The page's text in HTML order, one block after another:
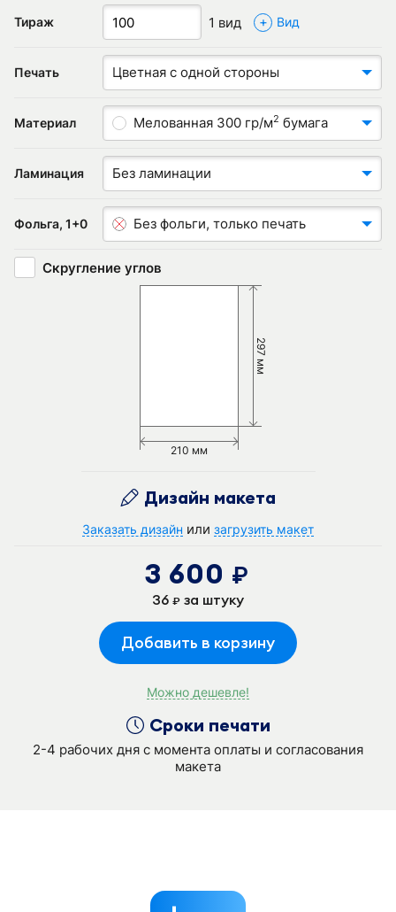
Тираж 1 вид + Вид
Печать Цветная с одной стороны
Материал Мелованная 300 гр/м2 бумага
Ламинация Без ламинации
Фольга, 1+0 Без фольги, только печать
Скругление углов
297 мм
210 мм
Дизайн макета
Заказать дизайн или загрузить макет
3 600 руб.
36 руб. за штуку
Добавить в корзину
Можно дешевле!
Сроки печати
2-4 рабочих дня с момента оплаты и согласования
макета